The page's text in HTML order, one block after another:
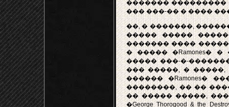
������� ���������
��� ���-�� � ����
��, � �������,
����� �����
������� ����
� �����
����� ���-�-
��� �����, �
������ �Ramones�
��������, �� ��
�� ����� �����,
�George Thorogood &